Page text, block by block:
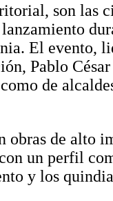
son las
El evento,
Pablo
de
obras de alto
un perfil
y los